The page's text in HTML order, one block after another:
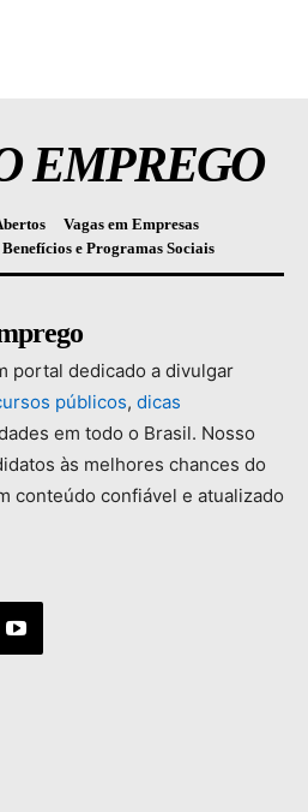
EMPREGO
Vagas em Empresas
Benefícios e Programas Sociais
portal dedicado a divulgar
públicos, dicas
em todo o Brasil. Nosso
às melhores chances do
conteúdo confiável e atualizado